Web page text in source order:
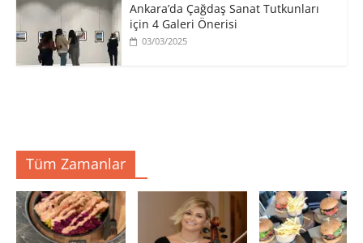
Ankara’da Çağdaş Sanat Tutkunları
için 4 Galeri Önerisi
03/03/2025
Tüm Zamanlar